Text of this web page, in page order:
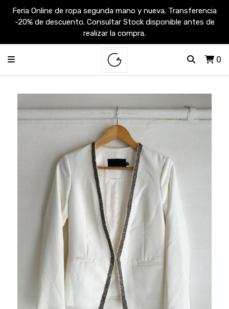
Feria Online de ropa segunda mano y nueva. Transferencia
-20% de descuento. Consultar Stock disponible antes de
realizar la compra.
0